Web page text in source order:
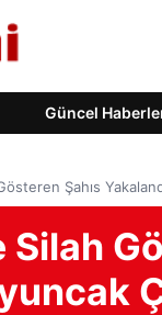
Güncel
Şahıs
Silah